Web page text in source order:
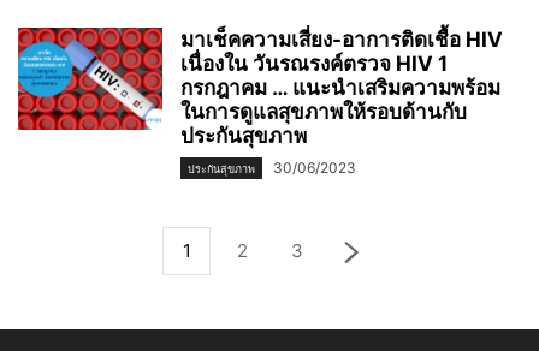
มาเช็คความเสี่ยง-อาการติดเชื้อ HIV
เนื่องใน วันรณรงค์ตรวจ HIV 1
กรกฎาคม … แนะนำเสริมความพร้อม
ในการดูแลสุขภาพให้รอบด้านกับ
ประกันสุขภาพ
ประกันสุขภาพ 30/06/2023
1 2 3